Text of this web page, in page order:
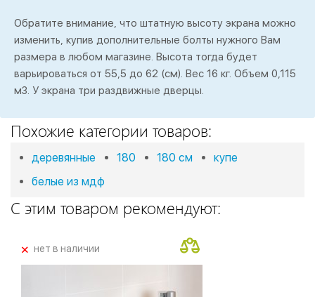
Обратите внимание, что штатную высоту экрана можно
изменить, купив дополнительные болты нужного Вам
размера в любом магазине. Высота тогда будет
варьироваться от 55,5 до 62 (см). Вес 16 кг. Объем 0,115
м3. У экрана три раздвижные дверцы.
Похожие категории товаров:
деревянные 180 180 см
купе
белые из мдф
С этим товаром рекомендуют:
+нет в наличии